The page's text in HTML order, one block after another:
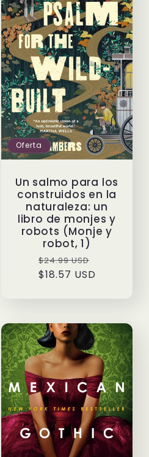
Oferta
Un salmo para los
construidos en la
naturaleza: un
libro de monjes y
robots (Monje y
robot, 1)
Precio
habitual
$24.99 USD
$18.57 USD